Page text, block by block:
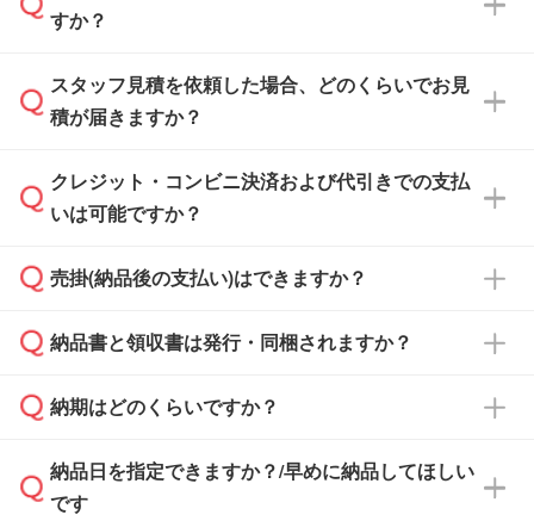
すか？
可能です。見積・注文フォームにて『ゲストの
まま進む』ボタンからお進みのうえ、ご依頼く
スタッフ見積を依頼した場合、どのくらいでお見
積が届きますか？
通常、翌営業日までにお送りしております。混
雑状況によっては、お時間をいただくこともご
依頼いただいた場合は、翌営業日以降のご連絡
クレジット・コンビニ決済および代引きでの支払
いは可能ですか？
銀行振込のみのご対応となります。
売掛(納品後の支払い)はできますか？
基本的には先入金をお願いしておりますが、自
どの場合は、月末締め翌月末払いに対応可能で
また、卒業・卒園記念品で対策委員会や個人様
納品書と領収書は発行・同梱されますか？
納品書・領収書は ご依頼をいただいた場合の
ず、通常はPDFデータをメール添付でお送りし
ます。
納期はどのくらいですか？
・印刷する場合(500個程度)
ご入金、イメージ画像の校了から約2週間～2
納品日を指定できますか？/早めに納品してほしい
です